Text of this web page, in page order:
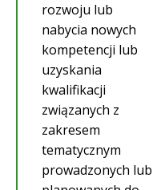
rozwoju lub
nabycia nowych
kompetencji lub
uzyskania
kwalifikacji
związanych z
zakresem
tematycznym
prowadzonych lub